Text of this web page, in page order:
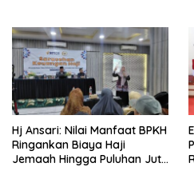
Hj Ansari: Nilai Manfaat BPKH
Ringankan Biaya Haji
Jemaah Hingga Puluhan Juta